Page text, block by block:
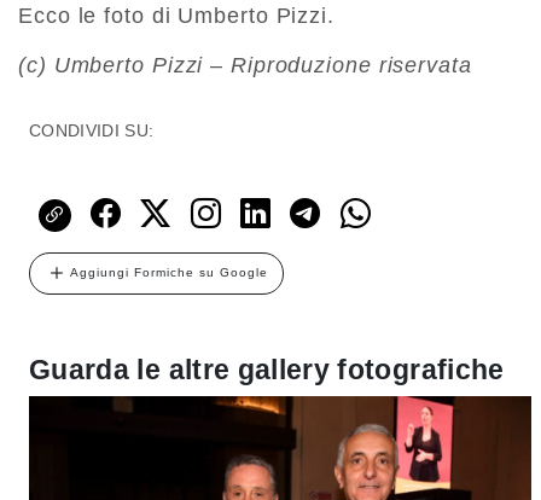
Ecco le foto di Umberto Pizzi.
(c) Umberto Pizzi – Riproduzione riservata
CONDIVIDI SU:
Aggiungi Formiche su Google
Guarda le altre gallery fotografiche